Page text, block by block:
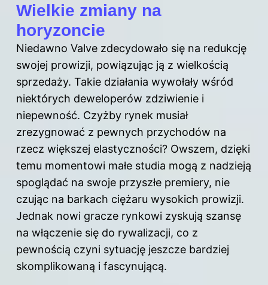
Wielkie zmiany na
horyzoncie
Niedawno Valve zdecydowało się na redukcję
swojej prowizji, powiązując ją z wielkością
sprzedaży. Takie działania wywołały wśród
niektórych deweloperów zdziwienie i
niepewność. Czyżby rynek musiał
zrezygnować z pewnych przychodów na
rzecz większej elastyczności? Owszem, dzięki
temu momentowi małe studia mogą z nadzieją
spoglądać na swoje przyszłe premiery, nie
czując na barkach ciężaru wysokich prowizji.
Jednak nowi gracze rynkowi zyskują szansę
na włączenie się do rywalizacji, co z
pewnością czyni sytuację jeszcze bardziej
skomplikowaną i fascynującą.